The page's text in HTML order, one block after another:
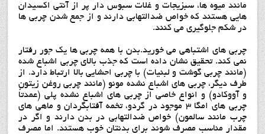
مانند میوه ها، سبزیجات و غلات سبوس دار پر از آنتی اکسیدان
هایی هستند که خواص ضدالتهابی دارند و از جمع شدن چربی ها
در شکم جلوگیری می کنند.
چربی های اشتباهی می خورید.بدن با همه چربی ها یک جور رفتار
نمی کند. تحقیق نشان داده است که جذب بالای چربی اشباع شده
(مانند چربی گوشت و لبنیات) با چربی احشایی بالا ارتباط دارد. از
طرف دیگر، چربی های اشباع نشده مونو (مانند چربی روغن زیتون
و آووکادو) و انواع خاصی از چربی های اشباع نشده پلی (عمدتاً
چربی های امگا ۳ موجود در گردو، تخمه آفتابگردان و ماهی های
چرب مانند سالمون) خواص ضدالتهابی در بدن دارند و اگر در
مقدار مناسب مصرف شوند برای بدنتان خوب هستند. اما مصرف